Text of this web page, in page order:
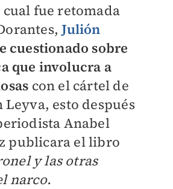
fue retomada
Julión
cuestionado sobre
que involucra a
con el cártel de
Leyva, esto después
Anabel
publicara el libro
y las otras
narco.